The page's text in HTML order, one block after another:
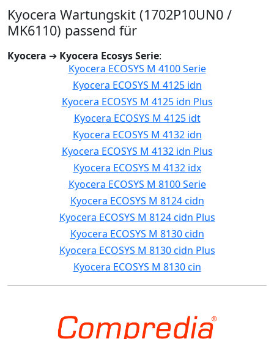
Kyocera Wartungskit (1702P10UN0 /
MK6110) passend für
Kyocera ➔ Kyocera Ecosys Serie:
Kyocera ECOSYS M 4100 Serie
Kyocera ECOSYS M 4125 idn
Kyocera ECOSYS M 4125 idn Plus
Kyocera ECOSYS M 4125 idt
Kyocera ECOSYS M 4132 idn
Kyocera ECOSYS M 4132 idn Plus
Kyocera ECOSYS M 4132 idx
Kyocera ECOSYS M 8100 Serie
Kyocera ECOSYS M 8124 cidn
Kyocera ECOSYS M 8124 cidn Plus
Kyocera ECOSYS M 8130 cidn
Kyocera ECOSYS M 8130 cidn Plus
Kyocera ECOSYS M 8130 cin